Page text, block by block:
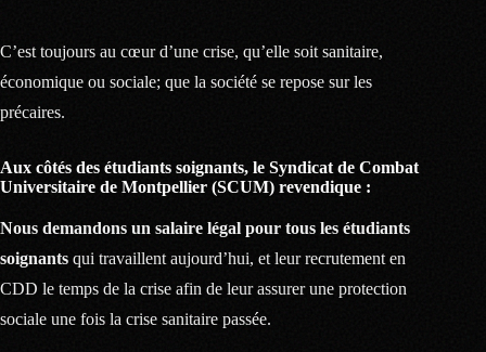
C’est toujours au cœur d’une crise, qu’elle soit sanitaire,
économique ou sociale; que la société se repose sur les
précaires.
Aux côtés des étudiants soignants, le Syndicat de Combat
Universitaire de Montpellier (SCUM) revendique :
Nous demandons un salaire légal pour tous les étudiants
soignants qui travaillent aujourd’hui, et leur recrutement en
CDD le temps de la crise afin de leur assurer une protection
sociale une fois la crise sanitaire passée.